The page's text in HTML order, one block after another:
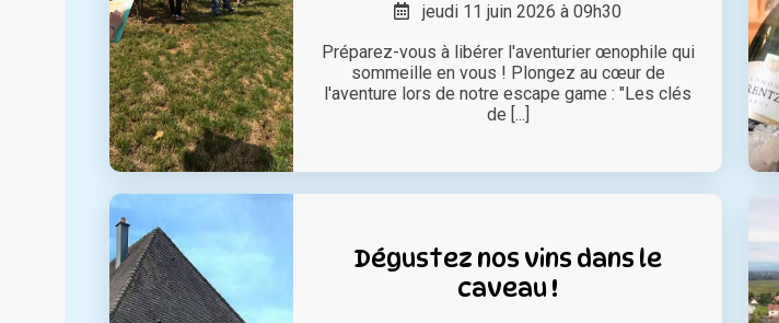
jeudi 11 juin 2026 à 09h30
Préparez-vous à libérer l'aventurier œnophile qui
sommeille en vous ! Plongez au cœur de
l'aventure lors de notre escape game : "Les clés
de [...]
Dégustez nos vins dans le
caveau !